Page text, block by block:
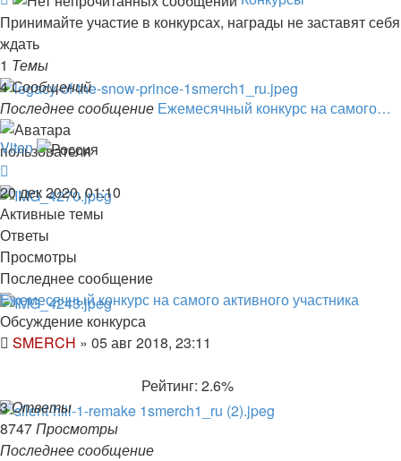
-
Конкурсы
Принимайте участие в конкурсах, награды не заставят себя
ждать
1 Темы
4Сообщений
Последнее сообщение Ежемесячный конкурс на самого…
Viten
к
последнему
сообщению
20 дек 2020, 01:10
Активные темы
Ответы
Просмотры
Последнее сообщение
Ежемесячный конкурс на самого активного участника
Обсуждение конкурса
SMERCH » 05 авг 2018, 23:11
Рейтинг: 2.6%
3Ответы
8747Просмотры
Последнее сообщение